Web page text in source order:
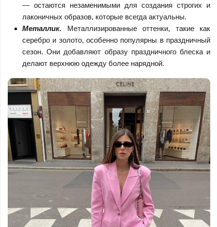
— остаются незаменимыми для создания строгих и
лаконичных образов, которые всегда актуальны.
Металлик. Металлизированные оттенки, такие как
серебро и золото, особенно популярны в праздничный
сезон. Они добавляют образу праздничного блеска и
делают верхнюю одежду более нарядной.